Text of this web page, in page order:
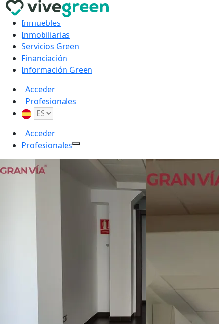
Inmuebles
Inmobiliarias
Servicios Green
Financiación
Información Green
Acceder
Profesionales
Acceder
Profesionales